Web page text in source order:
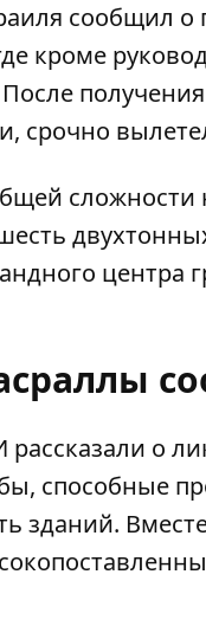
сообщил
кроме
срочно
центра
о
способные
зданий.